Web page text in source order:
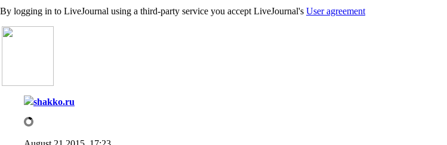
By logging in to LiveJournal using a third-party service you accept LiveJournal's User agreement
shakko.ru